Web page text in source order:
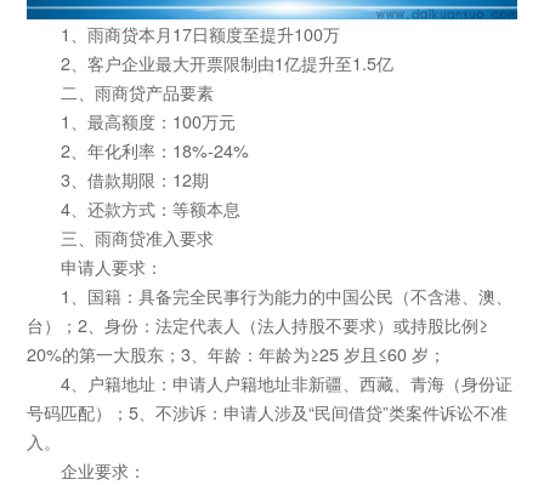
1、雨商贷本月17日额度至提升100万
2、客户企业最大开票限制由1亿提升至1.5亿
二、雨商贷产品要素
1、最高额度：100万元
2、年化利率：18%-24%
3、借款期限：12期
4、还款方式：等额本息
三、雨商贷准入要求
申请人要求：
1、国籍：具备完全民事行为能力的中国公民（不含港、澳、
台）；2、身份：法定代表人（法人持股不要求）或持股比例≥
20%的第一大股东；3、年龄：年龄为≥25 岁且≤60 岁；
4、户籍地址：申请人户籍地址非新疆、西藏、青海（身份证
号码匹配）；5、不涉诉：申请人涉及“民间借贷”类案件诉讼不准
入。
企业要求：